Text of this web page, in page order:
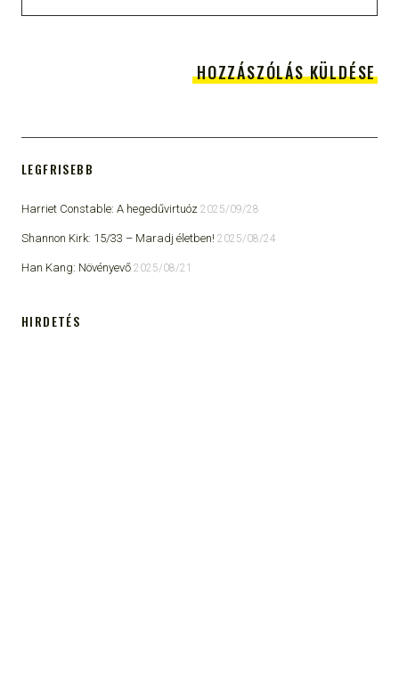
LEGFRISEBB
Harriet Constable: A hegedűvirtuóz 2025/09/28
Shannon Kirk: 15/33 ​– Maradj életben! 2025/08/24
Han Kang: Növényevő 2025/08/21
HIRDETÉS